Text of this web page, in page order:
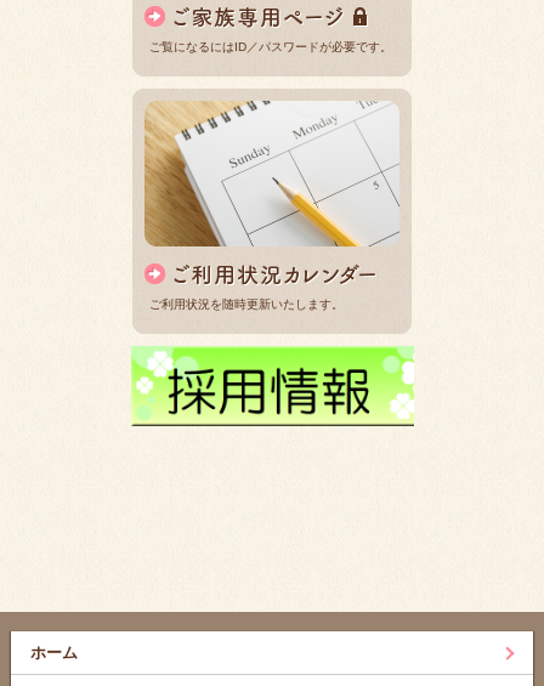
ご覧になるにはID／パスワードが必要です。
ご利用状況を随時更新いたします。
ホーム